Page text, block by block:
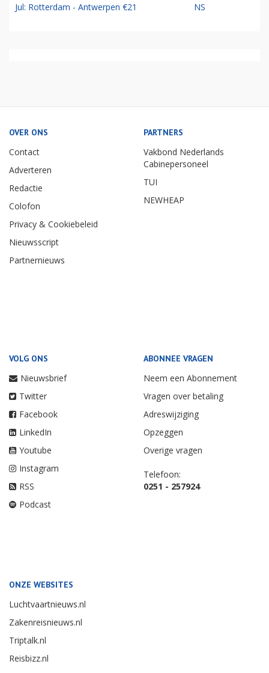
Jul: Rotterdam - Antwerpen €21 NS
OVER ONS
Contact
Adverteren
Redactie
Colofon
Privacy & Cookiebeleid
Nieuwsscript
Partnernieuws
PARTNERS
Vakbond Nederlands
Cabinepersoneel
TUI
NEWHEAP
VOLG ONS
Nieuwsbrief
Twitter
Facebook
LinkedIn
Youtube
Instagram
RSS
Podcast
ABONNEE VRAGEN
Neem een Abonnement
Vragen over betaling
Adreswijziging
Opzeggen
Overige vragen
Telefoon:
0251 - 257924
ONZE WEBSITES
Luchtvaartnieuws.nl
Zakenreisnieuws.nl
Triptalk.nl
Reisbizz.nl